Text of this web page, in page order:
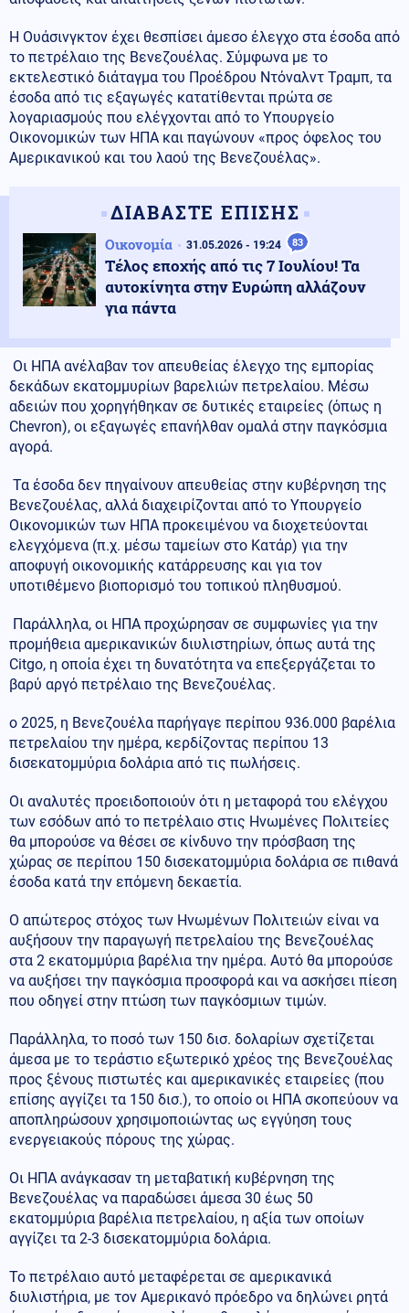
Η Ουάσινγκτον έχει θεσπίσει άμεσο έλεγχο στα έσοδα από
το πετρέλαιο της Βενεζουέλας. Σύμφωνα με το
εκτελεστικό διάταγμα του Προέδρου Ντόναλντ Τραμπ, τα
έσοδα από τις εξαγωγές κατατίθενται πρώτα σε
λογαριασμούς που ελέγχονται από το Υπουργείο
Οικονομικών των ΗΠΑ και παγώνουν «προς όφελος του
Αμερικανικού και του λαού της Βενεζουέλας».
ΔΙΑΒΑΣΤΕ ΕΠΙΣΗΣ
Οικονομία 31.05.2026 - 19:24 83
Τέλος εποχής από τις 7 Ιουλίου! Τα
αυτοκίνητα στην Ευρώπη αλλάζουν
για πάντα
Οι ΗΠΑ ανέλαβαν τον απευθείας έλεγχο της εμπορίας
δεκάδων εκατομμυρίων βαρελιών πετρελαίου. Μέσω
αδειών που χορηγήθηκαν σε δυτικές εταιρείες (όπως η
Chevron), οι εξαγωγές επανήλθαν ομαλά στην παγκόσμια
αγορά.
Τα έσοδα δεν πηγαίνουν απευθείας στην κυβέρνηση της
Βενεζουέλας, αλλά διαχειρίζονται από το Υπουργείο
Οικονομικών των ΗΠΑ προκειμένου να διοχετεύονται
ελεγχόμενα (π.χ. μέσω ταμείων στο Κατάρ) για την
αποφυγή οικονομικής κατάρρευσης και για τον
υποτιθέμενο βιοπορισμό του τοπικού πληθυσμού.
Παράλληλα, οι ΗΠΑ προχώρησαν σε συμφωνίες για την
προμήθεια αμερικανικών διυλιστηρίων, όπως αυτά της
Citgo, η οποία έχει τη δυνατότητα να επεξεργάζεται το
βαρύ αργό πετρέλαιο της Βενεζουέλας.
ο 2025, η Βενεζουέλα παρήγαγε περίπου 936.000 βαρέλια
πετρελαίου την ημέρα, κερδίζοντας περίπου 13
δισεκατομμύρια δολάρια από τις πωλήσεις.
Οι αναλυτές προειδοποιούν ότι η μεταφορά του ελέγχου
των εσόδων από το πετρέλαιο στις Ηνωμένες Πολιτείες
θα μπορούσε να θέσει σε κίνδυνο την πρόσβαση της
χώρας σε περίπου 150 δισεκατομμύρια δολάρια σε πιθανά
έσοδα κατά την επόμενη δεκαετία.
Ο απώτερος στόχος των Ηνωμένων Πολιτειών είναι να
αυξήσουν την παραγωγή πετρελαίου της Βενεζουέλας
στα 2 εκατομμύρια βαρέλια την ημέρα. Αυτό θα μπορούσε
να αυξήσει την παγκόσμια προσφορά και να ασκήσει πίεση
που οδηγεί στην πτώση των παγκόσμιων τιμών.
Παράλληλα, το ποσό των 150 δισ. δολαρίων σχετίζεται
άμεσα με το τεράστιο εξωτερικό χρέος της Βενεζουέλας
προς ξένους πιστωτές και αμερικανικές εταιρείες (που
επίσης αγγίζει τα 150 δισ.), το οποίο οι ΗΠΑ σκοπεύουν να
αποπληρώσουν χρησιμοποιώντας ως εγγύηση τους
ενεργειακούς πόρους της χώρας.
Οι ΗΠΑ ανάγκασαν τη μεταβατική κυβέρνηση της
Βενεζουέλας να παραδώσει άμεσα 30 έως 50
εκατομμύρια βαρέλια πετρελαίου, η αξία των οποίων
αγγίζει τα 2-3 δισεκατομμύρια δολάρια.
Το πετρέλαιο αυτό μεταφέρεται σε αμερικανικά
διυλιστήρια, με τον Αμερικανό πρόεδρο να δηλώνει ρητά